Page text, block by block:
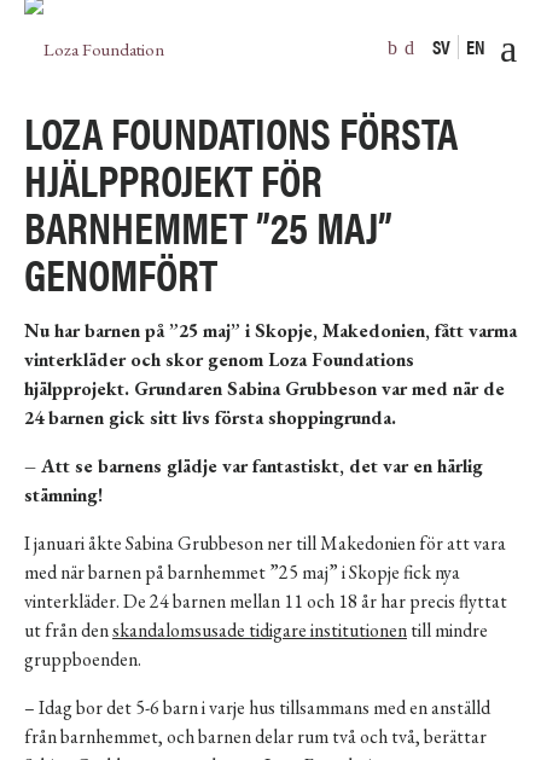
SV EN
LOZA FOUNDATIONS FÖRSTA
HJÄLPPROJEKT FÖR
BARNHEMMET ”25 MAJ”
GENOMFÖRT
Nu har barnen på ”25 maj” i Skopje, Makedonien, fått varma
vinterkläder och skor genom Loza Foundations
hjälpprojekt. Grundaren Sabina Grubbeson var med när de
24 barnen gick sitt livs första shoppingrunda.
– Att se barnens glädje var fantastiskt, det var en härlig
stämning!
I januari åkte Sabina Grubbeson ner till Makedonien för att vara
med när barnen på barnhemmet ”25 maj” i Skopje fick nya
vinterkläder. De 24 barnen mellan 11 och 18 år har precis flyttat
ut från denskandalomsusade tidigare institutionentill mindre
gruppboenden.
– Idag bor det 5-6 barn i varje hus tillsammans med en anställd
från barnhemmet, och barnen delar rum två och två, berättar